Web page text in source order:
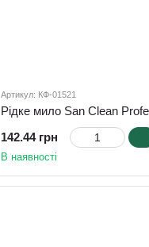
Артикул: КФ-01521
142.44 грн
В наявності